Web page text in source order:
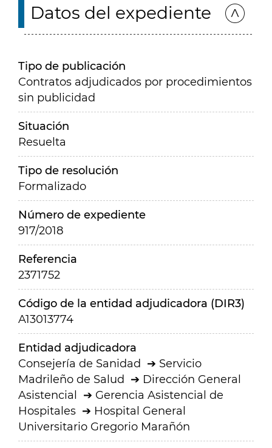
Datos del expediente
Tipo de publicación
Contratos adjudicados por procedimientos
sin publicidad
Situación
Resuelta
Tipo de resolución
Formalizado
Número de expediente
917/2018
Referencia
2371752
Código de la entidad adjudicadora (DIR3)
A13013774
Entidad adjudicadora
Consejería de Sanidad
Servicio
Madrileño de Salud
Dirección General
Asistencial
Gerencia Asistencial de
Hospitales
Hospital General
Universitario Gregorio Marañón